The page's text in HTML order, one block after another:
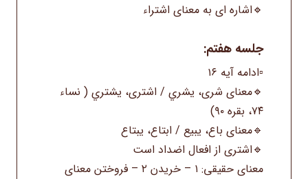
🔹اشاره ای به معنای اشتراء
جلسه هفتم:
▫️ادامه آیه ۱۶
🔹معنای شرى، يشري / اشتری، یشتري ( نساء
۷۴، بقره ۹۰)
🔹معنای باع، يبيع / ابتاع، يبتاع
🔹اشتری از افعال اضداد است
معنای حقیقی: ۱ – خریدن ۲ – فروختن معنای